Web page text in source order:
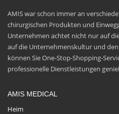
AMIS war schon immer an
chirurgischen Produkten und
Unternehmen achtet nicht nur auf
auf die Unternehmenskultur und
können Sie One-Stop-Shopping-
professionelle Dienstleistungen
AMIS MEDICAL
Heim